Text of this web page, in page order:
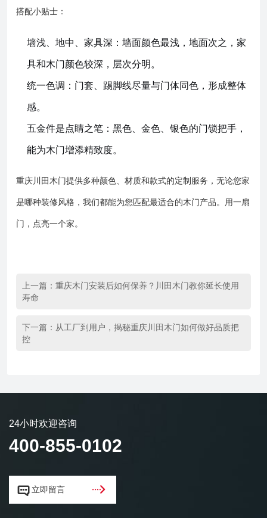
搭配小贴士：
墙浅、地中、家具深：墙面颜色最浅，地面次之，家
具和木门颜色较深，层次分明。
统一色调：门套、踢脚线尽量与门体同色，形成整体
感。
五金件是点睛之笔：黑色、金色、银色的门锁把手，
能为木门增添精致度。
重庆川田木门提供多种颜色、材质和款式的定制服务，无论您家
是哪种装修风格，我们都能为您匹配最适合的木门产品。用一扇
门，点亮一个家。
上一篇： 重庆木门安装后如何保养？川田木门教你延长使用
寿命
下一篇： 从工厂到用户，揭秘重庆川田木门如何做好品质把
控
24小时欢迎咨询
400-855-0102
 立即留言 